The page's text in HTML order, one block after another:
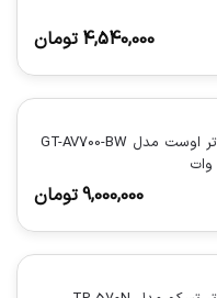
4,540,000 تومان
منبع تغذیه کامپیوتر اوست مدل GT-AV700-BW
9,000,000تومان